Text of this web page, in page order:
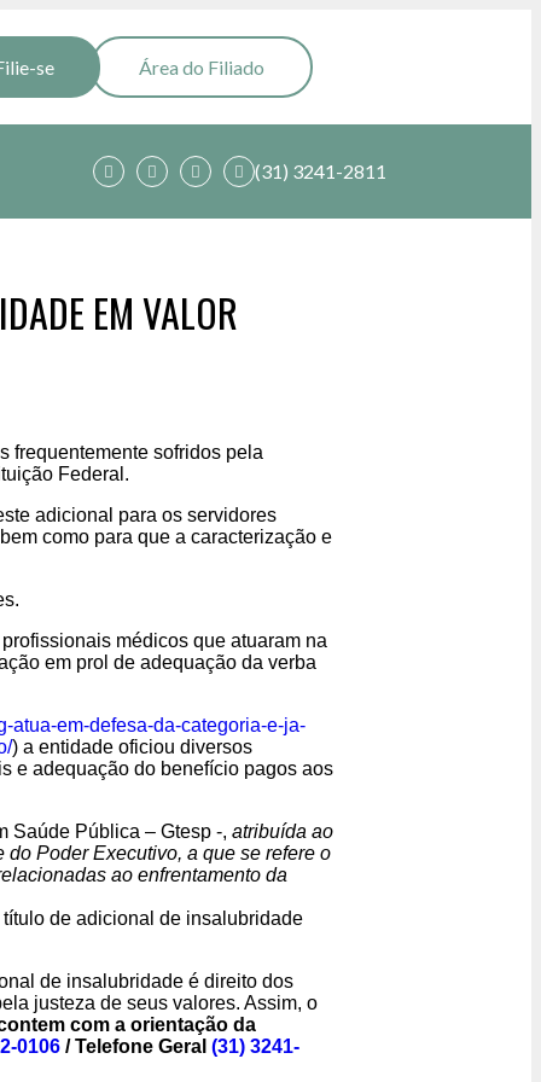
se Área do Filiado
(31) 3241-2811
EM VALOR
frequentemente sofridos pela
Federal.
adicional para os servidores
como para que a caracterização e
médicos que atuaram na
em prol de adequação da verba
atua-em-defesa-da-categoria-e-ja-
) a entidade oficiou diversos
e adequação do benefício pagos aos
Saúde Pública – Gtesp -, atribuída ao
Poder Executivo, a que se refere o
ao enfrentamento da
de adicional de insalubridade
de insalubridade é direito dos
justeza de seus valores. Assim, o
com a orientação da
0106 / Telefone Geral (31) 3241-